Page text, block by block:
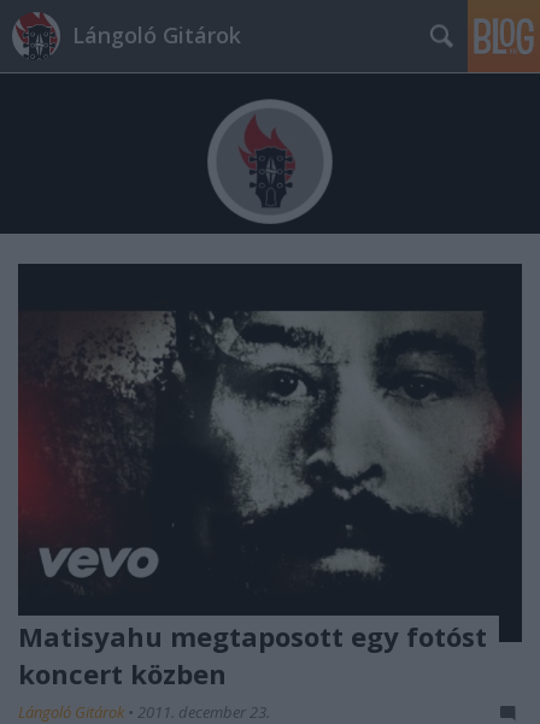
Lángoló Gitárok
Matisyahu megtaposott egy fotóst
koncert közben
Lángoló Gitárok • 2011. december 23.